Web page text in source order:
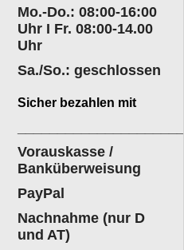
Mo.-Do.: 08:00-16:00
Uhr I Fr. 08:00-14.00
Uhr
Sa./So.: geschlossen
Sicher bezahlen mit
Vorauskasse /
Banküberweisung
PayPal
Nachnahme (nur D
und AT)